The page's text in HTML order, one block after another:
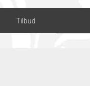
Tilbud